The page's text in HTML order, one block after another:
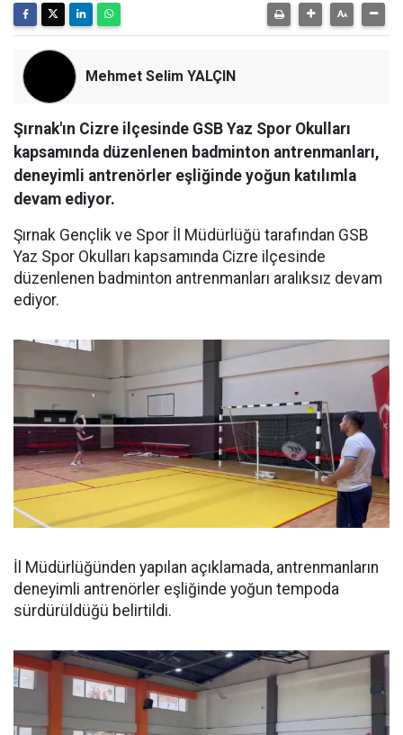
Mehmet Selim YALÇIN
Şırnak'ın Cizre ilçesinde GSB Yaz Spor Okulları
kapsamında düzenlenen badminton antrenmanları,
deneyimli antrenörler eşliğinde yoğun katılımla
devam ediyor.
Şırnak Gençlik ve Spor İl Müdürlüğü tarafından GSB
Yaz Spor Okulları kapsamında Cizre ilçesinde
düzenlenen badminton antrenmanları aralıksız devam
ediyor.
İl Müdürlüğünden yapılan açıklamada, antrenmanların
deneyimli antrenörler eşliğinde yoğun tempoda
sürdürüldüğü belirtildi.